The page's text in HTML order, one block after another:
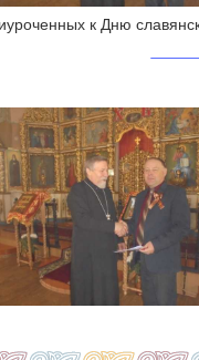
к Дню